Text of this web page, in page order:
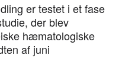
er testet i et fase
der blev
hæmatologiske
af juni